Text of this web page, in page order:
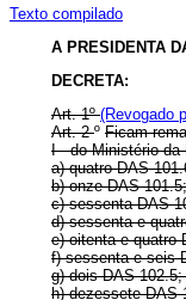
Texto compilado
A PRESIDENTA
DECRETA:
Art. 1º(Revogado
Art. 2º Ficam
I - do Ministério da
a) quatro DAS
b) onze DAS
c) sessenta DAS
d) sessenta e
e) oitenta e quatro
f) sessenta e seis
g) dois DAS 102.5;
h) dezessete DAS